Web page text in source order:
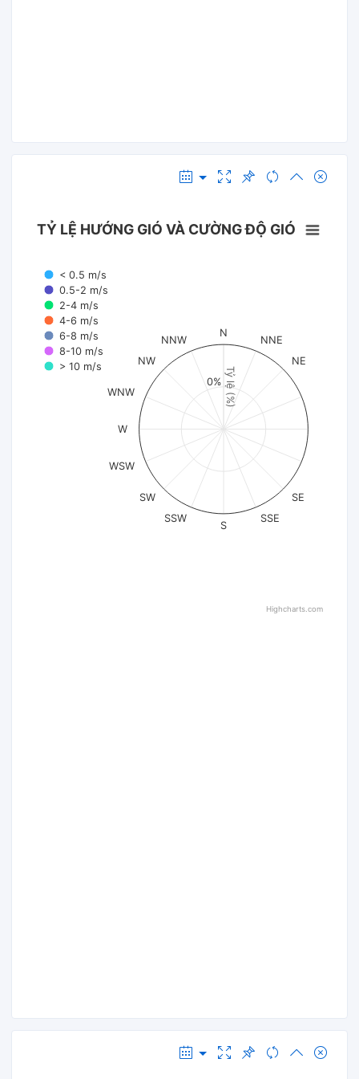
Tỷ lệ (%)
TỶ LỆ HƯỚNG GIÓ VÀ CƯỜNG ĐỘ GIÓ
< 0.5 m/s
0.5-2 m/s
2-4 m/s
4-6 m/s
6-8 m/s
8-10 m/s
> 10 m/s
N
NNE
NE
SE
SSE
S
SSW
SW
WSW
W
WNW
NW
NNW
0%
Highcharts.com